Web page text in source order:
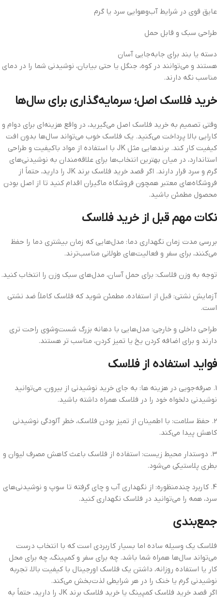
عایق قوی در شرایط آب‌وهوایی سرد یا گرم
طراحی سبک و قابل حمل
دسته یا بند برای جابه‌جایی آسان
هستند و می‌توانند در کوه، جنگل یا حتی بیابان، نوشیدنی شما را در دمای
مناسب نگه دارند.
خرید فلاسک اصل؛ سرمایه‌گذاری برای سال‌ها
وقتی تصمیم به خرید فلاسک اصل می‌گیرید، در واقع هزینه‌ای برای دوام و
کارایی بالا پرداخت می‌کنید. یک فلاسک خوب می‌تواند سال‌ها بدون افت
کیفیت کار کند. برندهایی مثل JK با استفاده از مواد باکیفیت و طراحی
استاندارد، در میان بهترین انتخاب‌ها برای علاقه‌مندان به نوشیدنی‌های
گرم و سرد قرار دارند. اگر قصد خرید فلاسک برند JK را دارید، حتماً از
فروشگاه‌های معتبر همچون فروشگاه ماگیران اقدام کنید تا از اصل بودن
محصول مطمئن باشید.
نکات مهم قبل از خرید فلاسک
بررسی مدت زمان نگهداری دما: مدل‌هایی که زمان بیشتری دما را حفظ
می‌کنند، برای سفر و فعالیت‌های طولانی مناسب‌ترند.
توجه به وزن فلاسک: برای حمل آسان، مدل‌های سبک وزن را انتخاب کنید.
آزمایش نشتی: قبل از استفاده، مطمئن شوید که فلاسک کاملاً ضد نشتی
است.
طراحی داخلی و خارجی: مدل‌هایی با دهانه بزرگ شست‌وشوی راحت‌ تری
دارند و برای اضافه کردن یخ یا تمیز کردن، مناسب‌ تر هستند.
فواید استفاده از فلاسک
1. صرفه‌جویی در هزینه‌ ها: به جای خرید نوشیدنی از بیرون، می‌توانید
نوشیدنی دلخواه خود را در فلاسک همراه داشته باشید.
2. حفظ سلامت: با اطمینان از تمیز بودن فلاسک، خطر آلودگی نوشیدنی
کاهش پیدا می‌کند.
3. دوستدار محیط زیست: استفاده از فلاسک باعث کاهش مصرف لیوان و
بطری پلاستیکی می‌شود.
4. کاربرد چندمنظوره: از نگهداری آب و چای گرفته تا سوپ و نوشیدنی‌های
سرد، همه را می‌توانید در فلاسک نگهداری کنید.
جمع‌بندی
فلاسک یک وسیله ساده اما بسیار کاربردی است که با انتخاب درست
می‌تواند سال‌ها همراه شما باشد. چه برای سفر و کمپینگ، چه برای محل
کار یا استفاده روزانه، داشتن یک فلاسک اورجینال با کیفیت بالا، تجربه
نوشیدنی گرم یا خنک را در هر شرایطی لذت‌بخش می‌کند.
اگر قصد خرید فلاسک کمپینگ یا خرید فلاسک برند JK را دارید، حتماً به